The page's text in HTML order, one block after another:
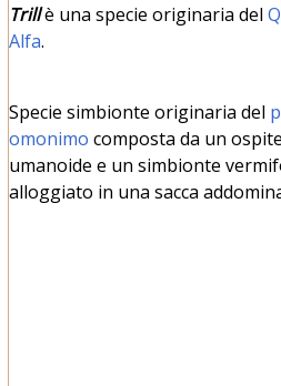
Trillè una specie originaria del
Alfa.
Specie simbionte originaria del
omonimo composta da un ospite
umanoide e un simbionte
alloggiato in una sacca